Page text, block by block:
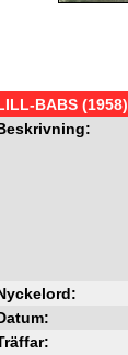
BABS (1958)